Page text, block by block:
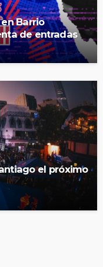
Barrio
de entradas
el próximo